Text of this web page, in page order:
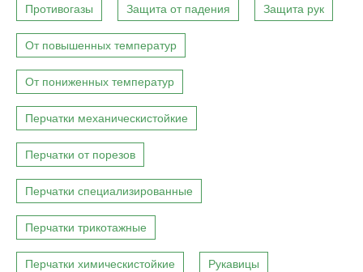
Противогазы Защита от падения Защита рук
От повышенных температур
От пониженных температур
Перчатки механическистойкие
Перчатки от порезов
Перчатки специализированные
Перчатки трикотажные
Перчатки химическистойкие Рукавицы